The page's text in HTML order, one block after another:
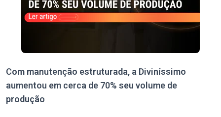
Com manutenção estruturada, a Diviníssimo
aumentou em cerca de 70% seu volume de
produção